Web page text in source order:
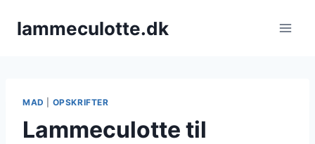
lammeculotte.dk
MAD OPSKRIFTER
Lammeculotte til